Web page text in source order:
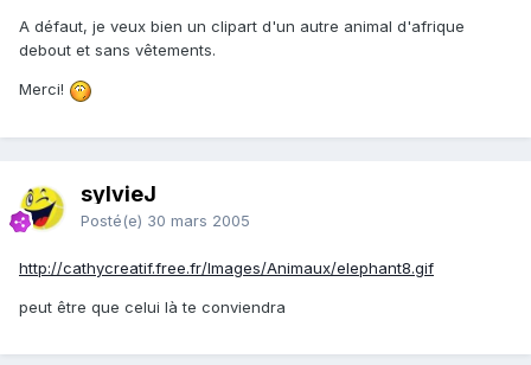
A défaut, je veux bien un clipart d'un autre animal d'afrique
debout et sans vêtements.
Merci!
sylvieJ
Posté(e) 30 mars 2005
http://cathycreatif.free.fr/Images/Animaux/elephant8.gif
peut être que celui là te conviendra